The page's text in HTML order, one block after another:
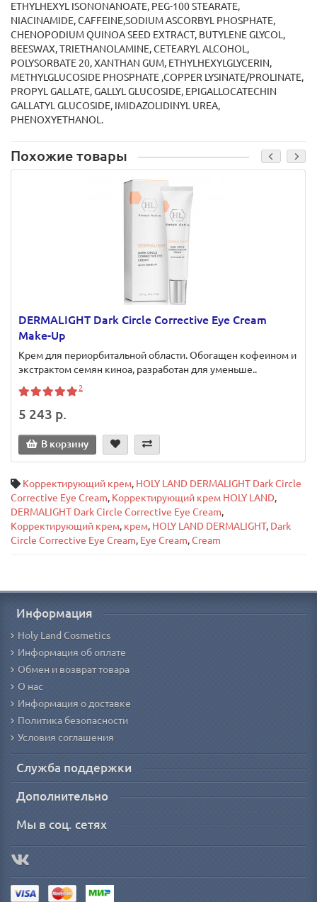
ETHYLHEXYL ISONONANOATE, PEG-100 STEARATE,
NIACINAMIDE, CAFFEINE,SODIUM ASCORBYL PHOSPHATE,
CHENOPODIUM QUINOA SEED EXTRACT, BUTYLENE GLYCOL,
BEESWAX, TRIETHANOLAMINE, CETEARYL ALCOHOL,
POLYSORBATE 20, XANTHAN GUM, ETHYLHEXYLGLYCERIN,
METHYLGLUCOSIDE PHOSPHATE ,COPPER LYSINATE/PROLINATE,
PROPYL GALLATE, GALLYL GLUCOSIDE, EPIGALLOCATECHIN
GALLATYL GLUCOSIDE, IMIDAZOLIDINYL UREA,
PHENOXYETHANOL.
Похожие товары
DERMALIGHT Dark Circle Corrective Eye Cream
Make-Up
Крем для периорбитальной области. Обогащен кофеином и
экстрактом семян киноа, разработан для уменьше..
2
5 243 р.
В корзину
Корректирующий крем, HOLY LAND DERMALIGHT Dark Circle
Corrective Eye Cream, Корректирующий крем HOLY LAND,
DERMALIGHT Dark Circle Corrective Eye Cream,
Корректирующий крем, крем, HOLY LAND DERMALIGHT, Dark
Circle Corrective Eye Cream, Eye Cream,Cream
Информация
Holy Land Cosmetics
Информация об оплате
Обмен и возврат товара
О нас
Информация о доставке
Политика безопасности
Условия соглашения
Служба поддержки
Дополнительно
Мы в соц. сетях